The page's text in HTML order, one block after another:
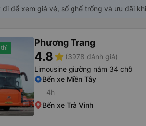
đi để xem giá vé, số ghế trống và ưu đãi
Phương Trang
4.8star (3978 đánh giá)
Limousine giường nằm 34 chỗ
Bến xe Miền Tây
4h
Bến xe Trà Vinh